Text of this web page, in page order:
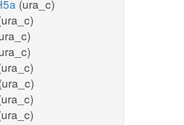
(ura_c)